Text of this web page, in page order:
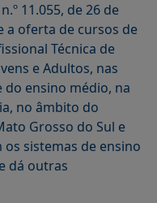
11.055, de 26 de
a oferta de cursos de
Técnica de
e Adultos, nas
ensino médio, na
no âmbito do
Grosso do Sul e
os sistemas de ensino
dá outras